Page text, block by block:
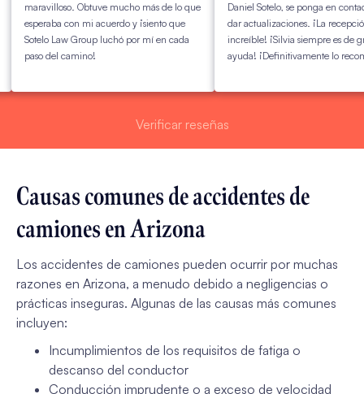
maravilloso. Obtuve mucho más de lo que
esperaba con mi acuerdo y ¡siento que
Sotelo Law Group luchó por mí en cada
paso del camino!
Daniel Sotelo, se ponga en contacto
dar actualizaciones. ¡La recepción es
increíble! ¡Silvia siempre es de gran
ayuda! ¡Definitivamente lo
Verificar reseñas
Causas comunes de accidentes de
camiones en Arizona
Los accidentes de camiones pueden ocurrir por muchas
razones en Arizona, a menudo debido a negligencias o
prácticas inseguras. Algunas de las causas más comunes
incluyen:
Incumplimientos de los requisitos de fatiga o
descanso del conductor
Conducción imprudente o a exceso de velocidad